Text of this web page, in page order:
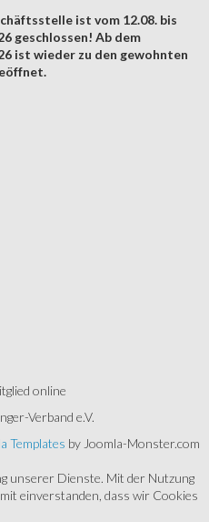
ist vom 12.08. bis
geschlossen! Ab dem
ist wieder zu den gewohnten
online
Verband e.V.
Templates by Joomla-Monster.com
unserer Dienste. Mit der Nutzung
einverstanden, dass wir Cookies